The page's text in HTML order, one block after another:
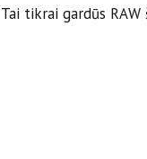
Tai tikrai gardūs